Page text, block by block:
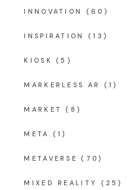
INNOVATION (60)
INSPIRATION (13)
KIOSK (5)
MARKERLESS AR (1)
MARKET (8)
META (1)
METAVERSE (70)
MIXED REALITY (25)